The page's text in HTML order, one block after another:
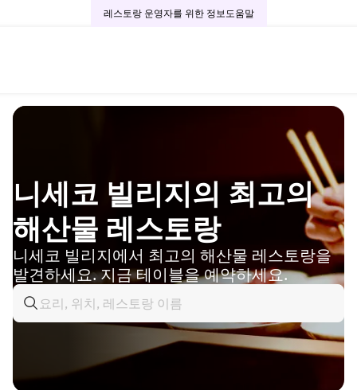
레스토랑 운영자를 위한 정보도움말
니세코 빌리지의 최고의
해산물 레스토랑
니세코 빌리지에서 최고의 해산물 레스토랑을
발견하세요. 지금 테이블을 예약하세요.